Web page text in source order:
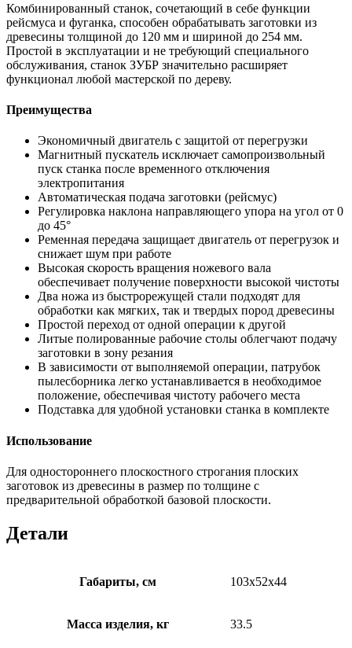
Комбинированный станок, сочетающий в себе функции
рейсмуса и фуганка, способен обрабатывать заготовки из
древесины толщиной до 120 мм и шириной до 254 мм.
Простой в эксплуатации и не требующий специального
обслуживания, станок ЗУБР значительно расширяет
функционал любой мастерской по дереву.
Преимущества
Экономичный двигатель с защитой от перегрузки
Магнитный пускатель исключает самопроизвольный
пуск станка после временного отключения
электропитания
Автоматическая подача заготовки (рейсмус)
Регулировка наклона направляющего упора на угол от 0
до 45°
Ременная передача защищает двигатель от перегрузок и
снижает шум при работе
Высокая скорость вращения ножевого вала
обеспечивает получение поверхности высокой чистоты
Два ножа из быстрорежущей стали подходят для
обработки как мягких, так и твердых пород древесины
Простой переход от одной операции к другой
Литые полированные рабочие столы облегчают подачу
заготовки в зону резания
В зависимости от выполняемой операции, патрубок
пылесборника легко устанавливается в необходимое
положение, обеспечивая чистоту рабочего места
Подставка для удобной установки станка в комплекте
Использование
Для одностороннего плоскостного строгания плоских
заготовок из древесины в размер по толщине с
предварительной обработкой базовой плоскости.
Детали
Габариты, см 103x52x44
Масса изделия, кг 33.5